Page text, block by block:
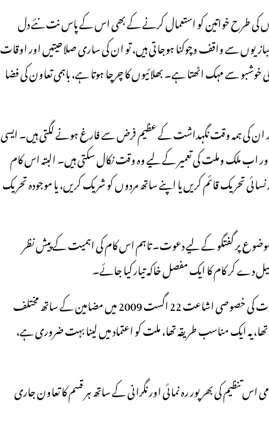
کی طرح خواتین کو استعمال کرنے کے بھی اس کے پاس نت نئے دل
سے واقف وچوکنا ہوجاتی ہیں، تو ان کی ساری صلاحیتیں اور اوقات
خوشبو سے مہک اٹھتا ہے۔ بھلائیوں کا چرچا ہوتا ہے، باہمی تعاون کی فضا
ان کی ہمہ وقت نگہداشت کے عظیم فرض سے فارغ ہونے لگتی ہیں۔ ایسی
ملک وملت کی تعمیر کے لیے وہ وقت نکال سکتی ہیں۔ البتہ اس کام
تحریک قائم کریں یا اپنے ساتھ مردوں کو شریک کریں، یا موجودہ تحریک
موضوع پر گفتگو کے لیے دعوت۔ تاہم اس کام کی اہمیت کے پیش نظر
دے کر کام کا ایک مفصل خاکہ تیار کیا جائے۔
زکات کا اجتماعی نظم (فرضیت، ضرورت، اہمیت) پر سہ روزہ دعوت کی خصوصی اشاعت 22 اگست 2009 میں مضامین کے ساتھ مختلف
یہ ایک مناسب طریقہ تھا، ملت کو اعتماد میں لینا بہت ضروری ہے،
اس تنظیم کی بھرپور رہ نمائی اور نگرانی کے ساتھ ہر قسم کا تعاون جاری